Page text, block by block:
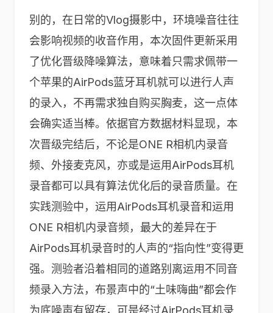
别的，在日常的Vlog摄影中，环境噪音往往
会影响视频的收音作用，本次固件更新采用
了优化晋级降噪算法，意味着只需求佩带一
个苹果的AirPods蓝牙耳机就可以进行人声
的录入，不再需求独自购买胸麦，这一点体
会确实适当棒。依据官方数据材料显现，本
次晋级完结后，不论是ONE R相机内录音
频、外接麦克风，亦或是运用AirPods耳机
录音都可以具有算法优化后的录音质量。在
实践测验中，运用AirPods耳机录音和运用
ONE R相机内录音频，最大的差异在于
AirPods耳机录音时的人声的“指向性”变得更
强。测验者沿着相同的道路别离运用不同音
频录入方法，布景声中的“土味嗨曲”都会作
为底噪声有留存，可是经过AirPods耳机录